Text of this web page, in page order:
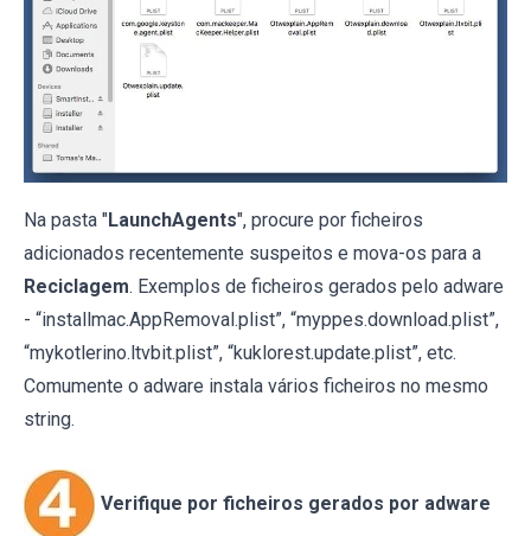
Na pasta "LaunchAgents", procure por ficheiros
adicionados recentemente suspeitos e mova-os para a
Reciclagem. Exemplos de ficheiros gerados pelo adware
- “installmac.AppRemoval.plist”, “myppes.download.plist”,
“mykotlerino.ltvbit.plist”, “kuklorest.update.plist”, etc.
Comumente o adware instala vários ficheiros no mesmo
string.
Verifique por ficheiros gerados por adware